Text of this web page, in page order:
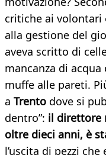
critiche ai volontari
alla gestione del
aveva scritto di
mancanza di
muffe alle pareti.
a Trento dove si
dentro”: il direttore
oltre dieci anni, è
l’uscita di pezzi